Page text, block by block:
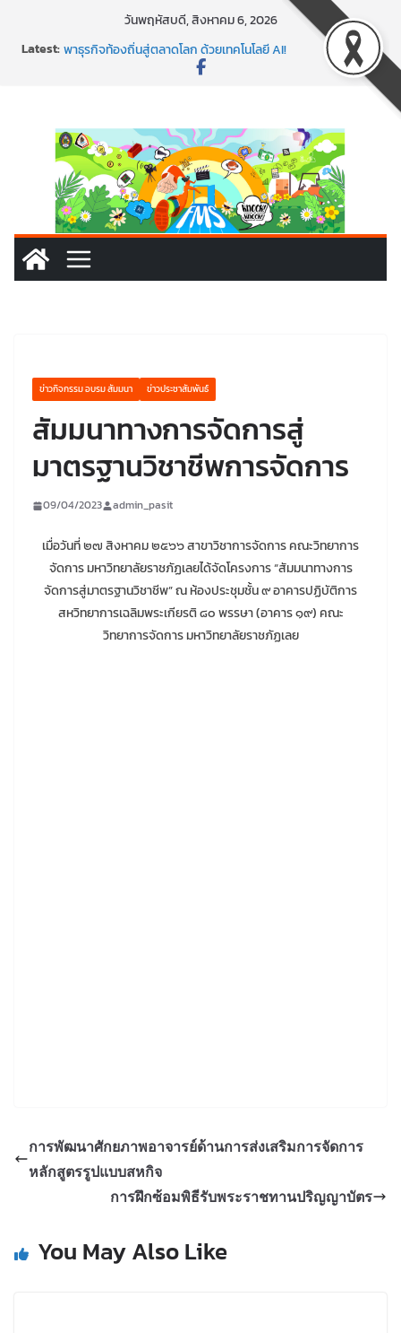
วันพฤหัสบดี, สิงหาคม 6, 2026
Latest:พร้อมลุยแล้ว! ปักหมุดโรดแมป AI อัปสกิลธุรกิจให้พุ่งทะยาน
พาธุรกิจท้องถิ่นสู่ตลาดโลก ด้วยเทคโนโลยี AI!
นอกจากเทคโนโลยีจะล้ำ หัวใจคนทำธุรกิจก็ต้องสตรอง!
ข่าวกิจกรรม อบรม สัมมนา ข่าวประชาสัมพันธ์
สัมมนาทางการจัดการสู่
มาตรฐานวิชาชีพการจัดการ
09/04/2023 admin_pasit
เมื่อวันที่ ๒๗ สิงหาคม ๒๕๖๖ สาขาวิชาการจัดการ คณะวิทยาการ
จัดการ มหาวิทยาลัยราชภัฏเลยได้จัดโครงการ “สัมมนาทางการ
จัดการสู่มาตรฐานวิชาชีพ” ณ ห้องประชุมชั้น ๙ อาคารปฏิบัติการ
สหวิทยาการเฉลิมพระเกียรติ ๘๐ พรรษา (อาคาร ๑๙) คณะ
วิทยาการจัดการ มหาวิทยาลัยราชภัฏเลย
การพัฒนาศักยภาพอาจารย์ด้านการส่งเสริมการจัดการ
หลักสูตรรูปแบบสหกิจ
การฝึกซ้อมพิธีรับพระราชทานปริญญาบัตร
You May Also Like